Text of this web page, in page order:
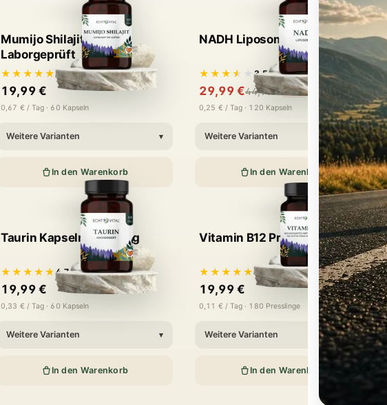
Mumijo Shilajit -
Laborgeprüft
★★★★★5,0· 7 Bewertungen
19,99 €
0,67 € / Tag · 60 Kapseln
Weitere Varianten ▾
In den Warenkorb
NADH Liposomal
★★★★★3,5· 4 Bewertungen
29,99 €44,99 € -33%
0,25 € / Tag · 120 Kapseln
Weitere Varianten ▾
In den Warenkorb
Taurin Kapseln 1.000 mg
★★★★★4,7· 9 Bewertungen
19,99 €
0,33 € / Tag · 60 Kapseln
Weitere Varianten ▾
In den Warenkorb
Vitamin B12 Presslinge vegan
★★★★★4,9· 28 Bewertungen
19,99 €
0,11 € / Tag · 180 Presslinge
Weitere Varianten ▾
In den Warenkorb